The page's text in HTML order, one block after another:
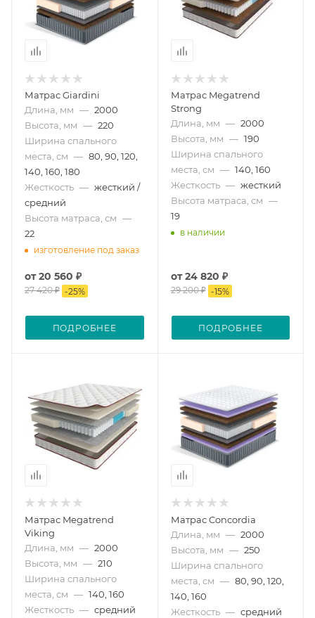
Матрас Giardini
Длина, мм — 2000
Высота, мм — 220
Ширина спального
места, см — 80, 90, 120,
140, 160, 180
Жесткость — жесткий /
средний
Высота матраса, см —
22
изготовление под заказ
от20 560 ₽
27 420 ₽ -25%
ПОДРОБНЕЕ
Матрас Megatrend
Strong
Длина, мм — 2000
Высота, мм — 190
Ширина спального
места, см — 140, 160
Жесткость — жесткий
Высота матраса, см —
19
в наличии
от24 820 ₽
29 200 ₽ -15%
ПОДРОБНЕЕ
Матрас Megatrend
Viking
Длина, мм — 2000
Высота, мм — 210
Ширина спального
места, см — 140, 160
Жесткость — средний
Матрас Concordia
Длина, мм — 2000
Высота, мм — 250
Ширина спального
места, см — 80, 90, 120,
140, 160
Жесткость — средний